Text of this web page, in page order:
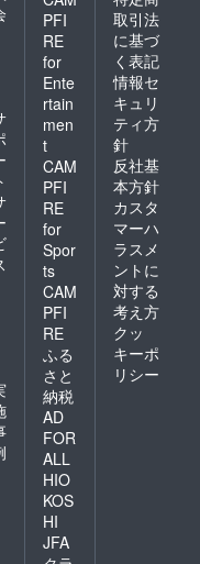
PFI
RE
for
Ente
rtain
men
t
CAM
PFI
RE
for
Spor
ts
CAM
PFI
RE
ふる
さと
納税
AD
FOR
ALL
HIO
KOS
HI
JFA
取引法
に基づ
く表記
情報セ
キュリ
ティ方
針
反社基
本方針
カスタ
マーハ
ラスメ
ントに
対する
考え方
クッ
キーポ
リシー